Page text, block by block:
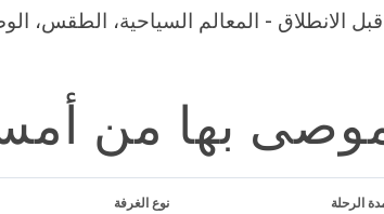
الانطلاق - المعالم السياحية، الطقس،
بها من
الرحلة نوع الغرفة